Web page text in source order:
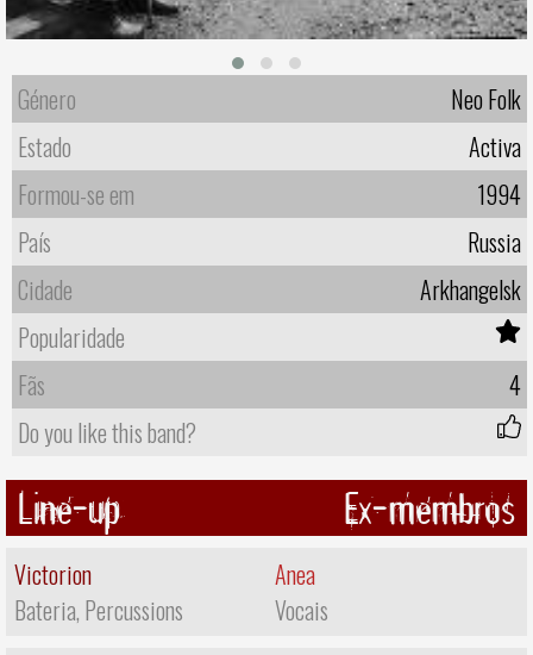
Género
Neo Folk
Estado
Activa
Formou-se em
1994
País
Russia
Cidade
Arkhangelsk
Popularidade
Fãs
4
Do you like this band?
Line-up
Victorion
Bateria, Percussions
Ex-membros
Anea
Vocais